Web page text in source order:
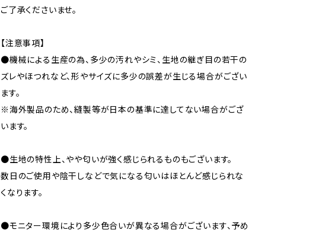
ご了承くださいませ。
【注意事項】
●機械による生産の為、多少の汚れやシミ、生地の継ぎ目の若干の
ズレやほつれなど、形やサイズに多少の誤差が生じる場合がござい
ます。
※海外製品のため、縫製等が日本の基準に達してない場合がござ
います。
●生地の特性上、やや匂いが強く感じられるものもございます。
数日のご使用や陰干しなどで気になる匂いはほとんど感じられな
くなります。
●モニター環境により多少色合いが異なる場合がございます、予め